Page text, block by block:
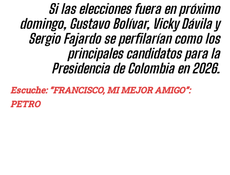
Si las elecciones fuera en próximo
domingo, Gustavo Bolívar, Vicky Dávila y
Sergio Fajardo se perfilarían como los
principales candidatos para la
Presidencia de Colombia en 2026.
Escuche: “FRANCISCO, MI MEJOR AMIGO”:
PETRO